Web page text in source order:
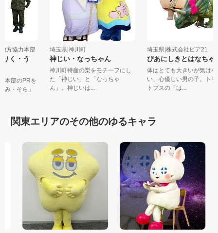
地方協力本部
(りく・う
力本部のPRを
うみ・そら」
埼玉県|神川町
神じい・なっちゃん
神川町特産の梨をモチーフにし
た「神じい」と「なっちゃ
ん」。神じいは...
埼玉県|株式会社ピア21
ぴあにしきとはなち
体はとても大きいが気は
い、心優しい男の子。ト
トプスの「は...
関東エリアのその他のゆるキャラ